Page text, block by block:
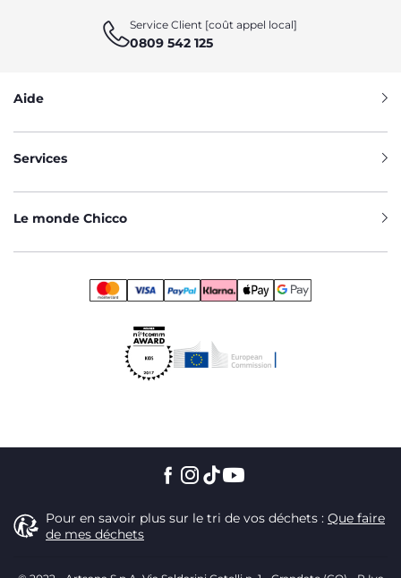
Service Client [coût appel local]
0809 542 125
Aide
Services
Le monde Chicco
Pour en savoir plus sur le tri de vos déchets : Que faire
de mes déchets